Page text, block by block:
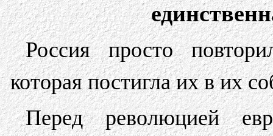
Россия просто
которая постигла их в их
Перед революцией